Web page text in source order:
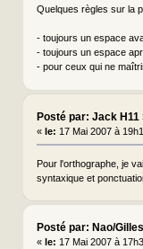
Quelques règles sur la
- toujours un espace
- toujours un espace
- pour ceux qui ne
Posté par: Jack H11
« le: 17 Mai 2007 à
Pour l'orthographe, je
syntaxique et
Posté par: Nao/Gilles
« le: 17 Mai 2007 à